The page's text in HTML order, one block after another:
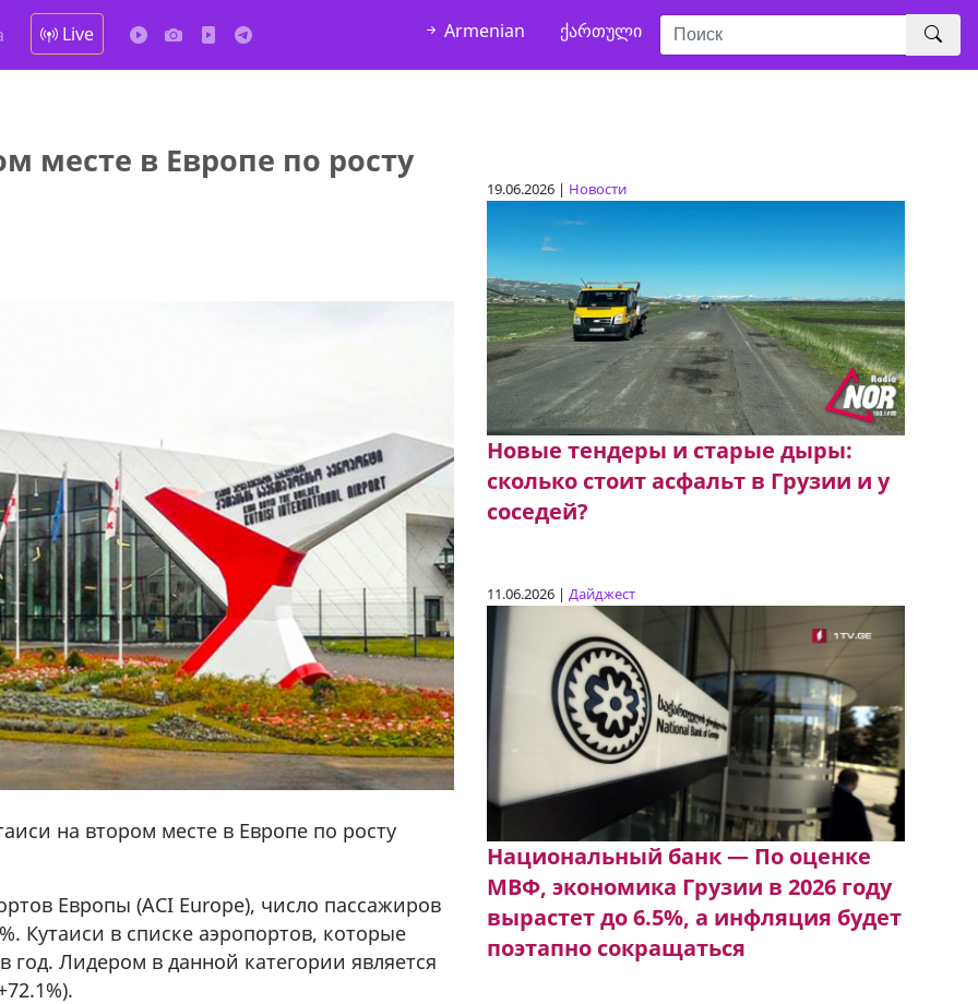
Live Armenian ქართული
месте в Европе по росту
на втором месте в Европе по росту
Европы (ACI Europe), число пассажиров
Кутаиси в списке аэропортов, которые
Лидером в данной категории является
19.06.2026 | Новости
Новые тендеры и старые дыры:
сколько стоит асфальт в Грузии и у
соседей?
11.06.2026 | Дайджест
Национальный банк — По оценке
МВФ, экономика Грузии в 2026 году
вырастет до 6.5%, а инфляция будет
поэтапно сокращаться